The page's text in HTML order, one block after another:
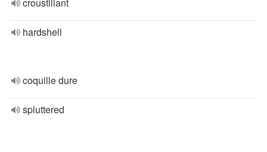
hardshell
coquille dure
spluttered